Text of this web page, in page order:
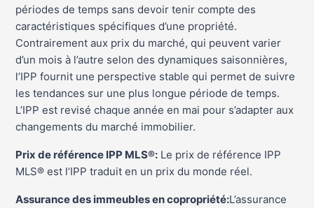
périodes de temps sans devoir tenir compte des
caractéristiques spécifiques d’une propriété.
Contrairement aux prix du marché, qui peuvent varier
d’un mois à l’autre selon des dynamiques saisonnières,
l’IPP fournit une perspective stable qui permet de suivre
les tendances sur une plus longue période de temps.
L’IPP est revisé chaque année en mai pour s’adapter aux
changements du marché immobilier.
Prix de référence IPP MLS®: Le prix de référence IPP
MLS® est l’IPP traduit en un prix du monde réel.
Assurance des immeubles en copropriété:L’assurance